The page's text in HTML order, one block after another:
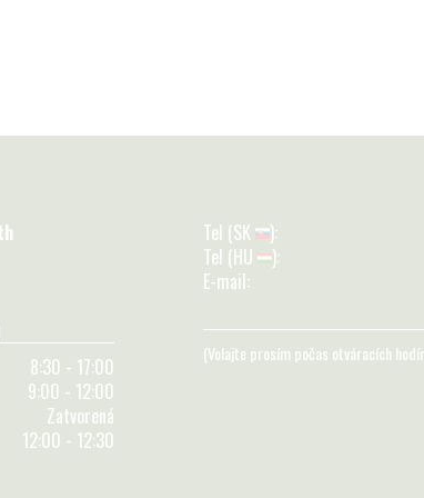
8:30 - 17:00
9:00 - 12:00
Zatvorená
12:00 - 12:30
Tel (SK
):
Tel (HU
):
E-mail:
(Volajte prosím počas otváracích